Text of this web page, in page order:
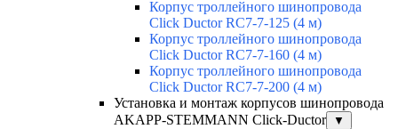
Корпус троллейного шинопровода
Click Ductor RC7-7-125 (4 м)
Корпус троллейного шинопровода
Click Ductor RC7-7-160 (4 м)
Корпус троллейного шинопровода
Click Ductor RC7-7-200 (4 м)
Установка и монтаж корпусов шинопровода
AKAPP-STEMMANN Click-Ductor
▼